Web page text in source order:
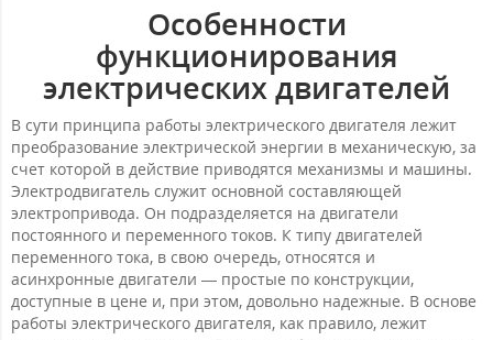
Особенности
функционирования
электрических двигателей
В сути принципа работы электрического двигателя лежит
преобразование электрической энергии в механическую, за
счет которой в действие приводятся механизмы и машины.
Электродвигатель служит основной составляющей
электропривода. Он подразделяется на двигатели
постоянного и переменного токов. К типу двигателей
переменного тока, в свою очередь, относятся и
асинхронные двигатели — простые по конструкции,
доступные в цене и, при этом, довольно надежные. В основе
работы электрического двигателя, как правило, лежит